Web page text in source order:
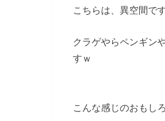
こちらは、異空間です
クラゲやらペンギン
すｗ
こんな感じのおもし